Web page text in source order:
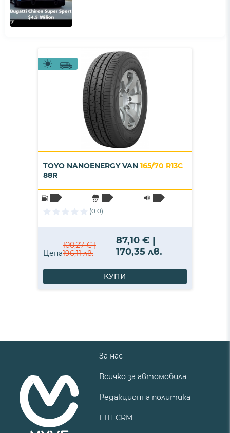
TOYO NANOENERGY VAN 165/70 R13C
88R
(0.0)
Цена
100,27 € |
196,11 лв.
87,10 € |
170,35 лв.
КУПИ
За нас
Всичко за автомобила
Редакционна политика
ГТП CRM